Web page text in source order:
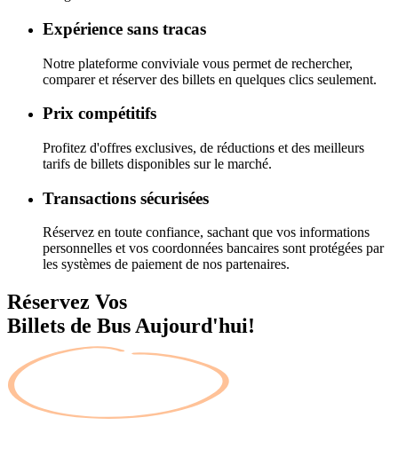
Expérience sans tracas
Notre plateforme conviviale vous permet de rechercher,
comparer et réserver des billets en quelques clics seulement.
Prix compétitifs
Profitez d'offres exclusives, de réductions et des meilleurs
tarifs de billets disponibles sur le marché.
Transactions sécurisées
Réservez en toute confiance, sachant que vos informations
personnelles et vos coordonnées bancaires sont protégées par
les systèmes de paiement de nos partenaires.
Réservez Vos
Billets de Bus Aujourd'hui!